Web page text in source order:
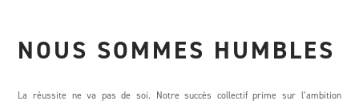
NOUS SOMMES HUMBLES
La réussite ne va pas de soi. Notre succès collectif prime sur l’ambition